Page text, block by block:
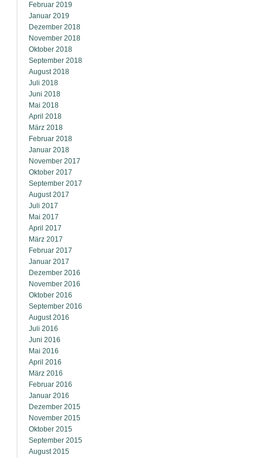
Februar 2019
Januar 2019
Dezember 2018
November 2018
Oktober 2018
September 2018
August 2018
Juli 2018
Juni 2018
Mai 2018
April 2018
März 2018
Februar 2018
Januar 2018
November 2017
Oktober 2017
September 2017
August 2017
Juli 2017
Mai 2017
April 2017
März 2017
Februar 2017
Januar 2017
Dezember 2016
November 2016
Oktober 2016
September 2016
August 2016
Juli 2016
Juni 2016
Mai 2016
April 2016
März 2016
Februar 2016
Januar 2016
Dezember 2015
November 2015
Oktober 2015
September 2015
August 2015